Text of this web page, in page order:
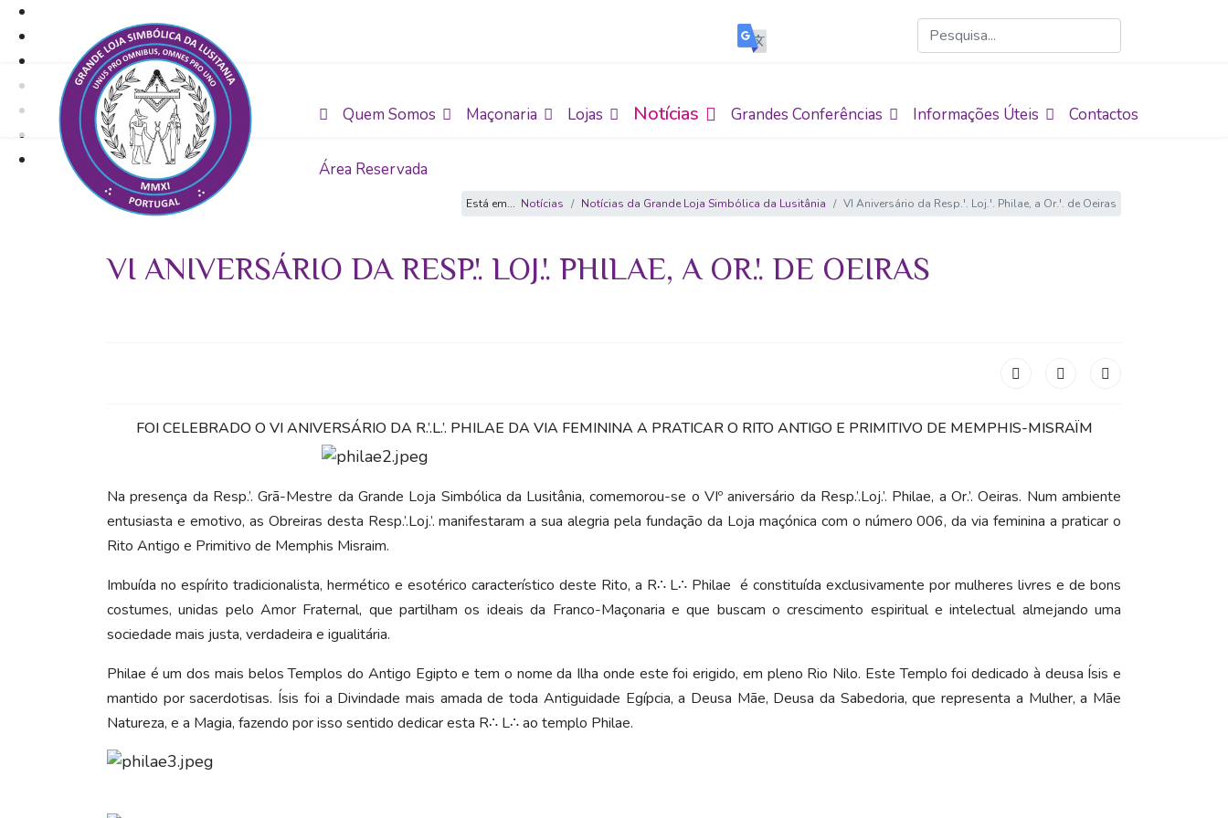
Quem Somos Maçonaria Lojas Notícias Grandes Conferências Informações Úteis Contactos
Área Reservada
Está em... Notícias Notícias da Grande Loja Simbólica da Lusitânia VI Aniversário da Resp.'. Loj.'. Philae, a Or.'. de Oeiras
VI ANIVERSÁRIO DA RESP.'. LOJ.'. PHILAE, A OR.'. DE OEIRAS
FOI CELEBRADO O VI ANIVERSÁRIO DA R.’.L.’. PHILAE DA VIA FEMININA A PRATICAR O RITO ANTIGO E PRIMITIVO DE MEMPHIS-MISRAÏM
Na presença da Resp.’. Grã-Mestre da Grande Loja Simbólica da Lusitânia, comemorou-se o VIº aniversário da Resp.’.Loj.’. Philae, a Or.’. Oeiras. Num ambiente
entusiasta e emotivo, as Obreiras desta Resp.’.Loj.’. manifestaram a sua alegria pela fundação da Loja maçónica com o número 006, da via feminina a praticar o
Rito Antigo e Primitivo de Memphis Misraim.
Imbuída no espírito tradicionalista, hermético e esotérico característico deste Rito, a R∴ L∴ Philae é constituída exclusivamente por mulheres livres e de bons
costumes, unidas pelo Amor Fraternal, que partilham os ideais da Franco-Maçonaria e que buscam o crescimento espiritual e intelectual almejando uma
sociedade mais justa, verdadeira e igualitária.
Philae é um dos mais belos Templos do Antigo Egipto e tem o nome da Ilha onde este foi erigido, em pleno Rio Nilo. Este Templo foi dedicado à deusa Ísis e
mantido por sacerdotisas. Ísis foi a Divindade mais amada de toda Antiguidade Egípcia, a Deusa Mãe, Deusa da Sabedoria, que representa a Mulher, a Mãe
Natureza, e a Magia, fazendo por isso sentido dedicar esta R∴ L∴ ao templo Philae.